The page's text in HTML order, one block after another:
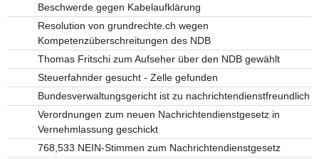
Beschwerde gegen Kabelaufklärung
Resolution von grundrechte.ch wegen
Kompetenzüberschreitungen des NDB
Thomas Fritschi zum Aufseher über den NDB gewählt
Steuerfahnder gesucht - Zelle gefunden
Bundesverwaltungsgericht ist zu nachrichtendienstfreundlich
Verordnungen zum neuen Nachrichtendienstgesetz in
Vernehmlassung geschickt
768,533 NEIN-Stimmen zum Nachrichtendienstgesetz